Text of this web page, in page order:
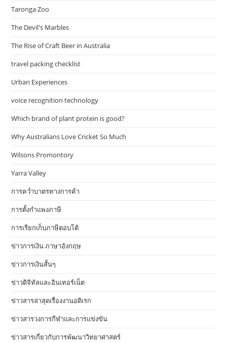
Taronga Zoo
The Devil's Marbles
The Rise of Craft Beer in Australia
travel packing checklist
Urban Experiences
voice recognition technology
Which brand of plant protein is good?
Why Australians Love Cricket So Much
Wilsons Promontory
Yarra Valley
การคว่ำบาตรทางการค้า
การตั้งกำแพงภาษี
การเรียกเก็บภาษีตอบโต้
ข่าวการเงิน ภาษาอังกฤษ
ข่าวการเงินสั้นๆ
ข่าวดิจิทัลและอินเทอร์เน็ต
ข่าวสารล่าสุดเรื่องงานอดิเรก
ข่าวสารวงการกีฬาและการแข่งขัน
ข่าวสารเกี่ยวกับการพัฒนาวิทยาศาสตร์